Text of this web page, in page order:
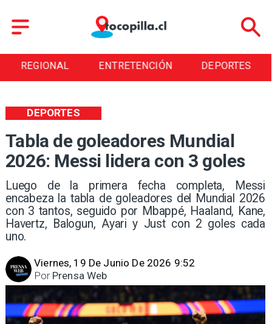
ENTRETENCIÓN DEPORTES CULTURA
Tabla de goleadores Mundial
2026: Messi lidera con 3 goles
Luego de la primera fecha completa, Messi
encabeza la tabla de goleadores del Mundial 2026
con 3 tantos, seguido por Mbappé, Haaland, Kane,
Havertz, Balogun, Ayari y Just con 2 goles cada
uno.
DEPORTES
Viernes, 19 De Junio De 2026 9:52
Prensa Web
Por